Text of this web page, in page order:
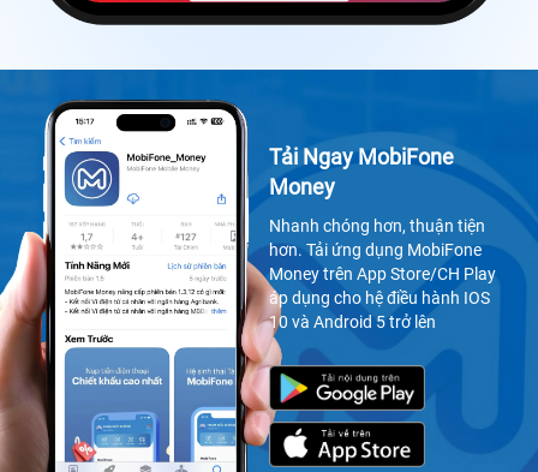
Tải Ngay MobiFone
Money
Nhanh chóng hơn, thuận tiện
hơn. Tải ứng dụng MobiFone
Money trên App Store/CH Play
áp dụng cho hệ điều hành IOS
10 và Android 5 trở lên